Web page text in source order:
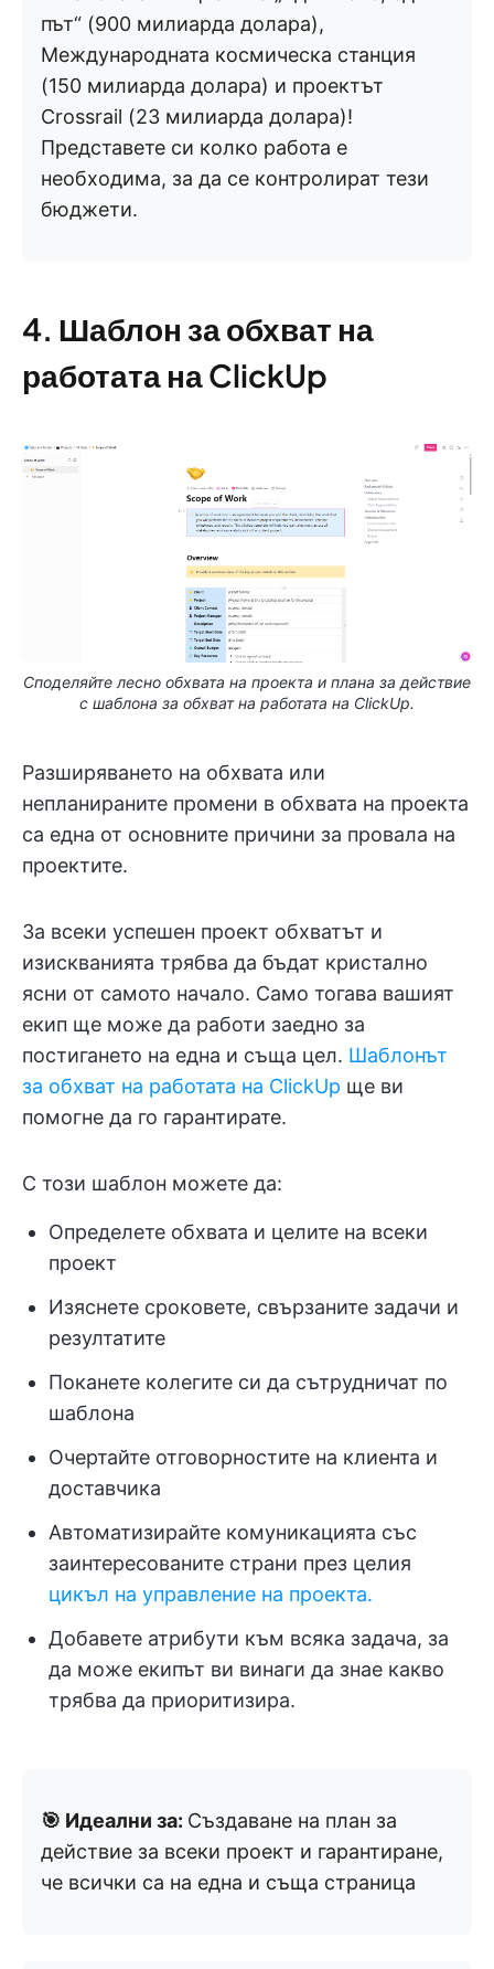
път“ (900 милиарда долара),
Международната космическа станция
(150 милиарда долара) и проектът
Crossrail (23 милиарда долара)!
Представете си колко работа е
необходима, за да се контролират тези
бюджети.
4. Шаблон за обхват на
работата на ClickUp
Споделяйте лесно обхвата на проекта и плана за действие
с шаблона за обхват на работата на ClickUp.
Разширяването на обхвата или
непланираните промени в обхвата на проекта
са една от основните причини за провала на
проектите.
За всеки успешен проект обхватът и
изискванията трябва да бъдат кристално
ясни от самото начало. Само тогава вашият
екип ще може да работи заедно за
постигането на една и съща цел. Шаблонът
за обхват на работата на ClickUp ще ви
помогне да го гарантирате.
С този шаблон можете да:
Определете обхвата и целите на всеки
проект
Изяснете сроковете, свързаните задачи и
резултатите
Поканете колегите си да сътрудничат по
шаблона
Очертайте отговорностите на клиента и
доставчика
Автоматизирайте комуникацията със
заинтересованите страни през целия
цикъл на управление на проекта.
Добавете атрибути към всяка задача, за
да може екипът ви винаги да знае какво
трябва да приоритизира.
🎯 Идеални за: Създаване на план за
действие за всеки проект и гарантиране,
че всички са на една и съща страница